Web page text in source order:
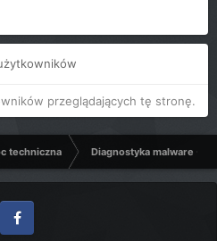
przeglądających tę stronę.
techniczna Diagnostyka malware -
Facebook